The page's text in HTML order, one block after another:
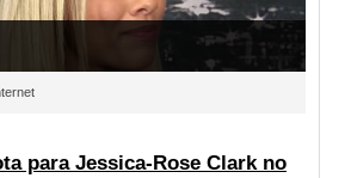
para Jessica-Rose Clark no